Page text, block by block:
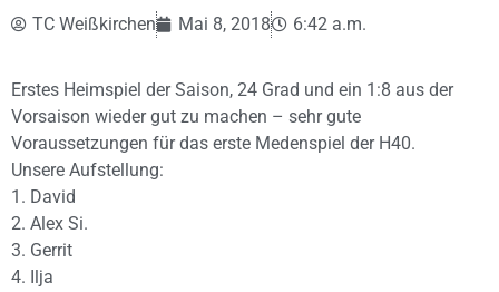
TC Weißkirchen Mai 8, 2018 6:42 a.m.
Erstes Heimspiel der Saison, 24 Grad und ein 1:8 aus der
Vorsaison wieder gut zu machen – sehr gute
Voraussetzungen für das erste Medenspiel der H40.
Unsere Aufstellung:
1. David
2. Alex Si.
3. Gerrit
4. Ilja